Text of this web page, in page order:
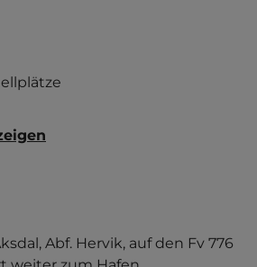
Abf. Hervik, auf den Fv 776